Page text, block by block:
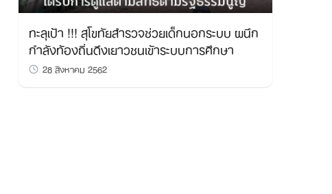
ทะลุเป้า !!! สุโขทัยสำรวจช่วยเด็กนอกระบบ ผนึก
กำลังท้องถิ่นดึงเยาวชนเข้าระบบการศึกษา
28 สิงหาคม 2562